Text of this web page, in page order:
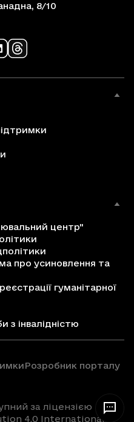
8/10
центр"
про усиновлення та
гуманітарної
з інвалідністю
Розробник порталу
за ліцензією
4.0 International